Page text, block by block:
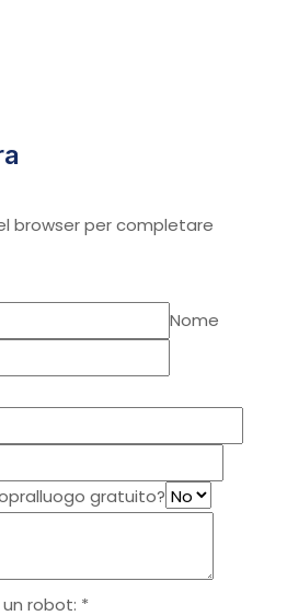
browser per completare
Nome
gratuito?
robot: *